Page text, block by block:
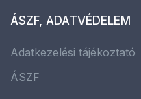
ÁSZF, ADATVÉDELEM
Adatkezelési tájékoztató
ÁSZF